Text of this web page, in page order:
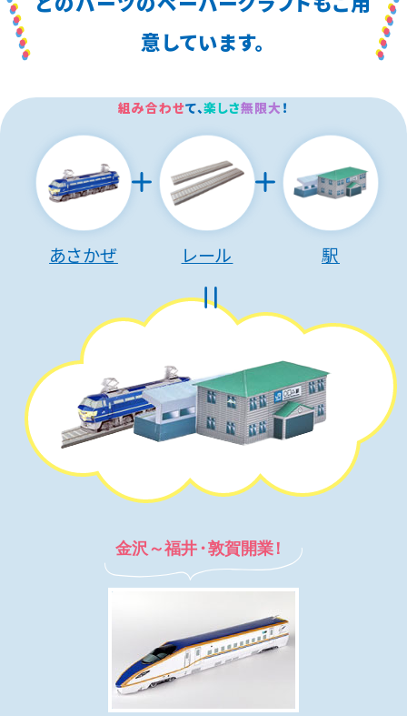
意しています。
組み合わせて、楽しさ無限大 ！
あさかぜ レール 駅